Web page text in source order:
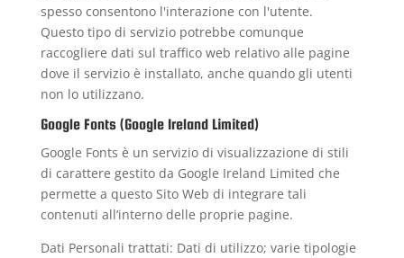
spesso consentono l'interazione con l'utente.
Questo tipo di servizio potrebbe comunque
raccogliere dati sul traffico web relativo alle pagine
dove il servizio è installato, anche quando gli utenti
non lo utilizzano.
Google Fonts (Google Ireland Limited)
Google Fonts è un servizio di visualizzazione di stili
di carattere gestito da Google Ireland Limited che
permette a questo Sito Web di integrare tali
contenuti all’interno delle proprie pagine.
Dati Personali trattati: Dati di utilizzo; varie tipologie